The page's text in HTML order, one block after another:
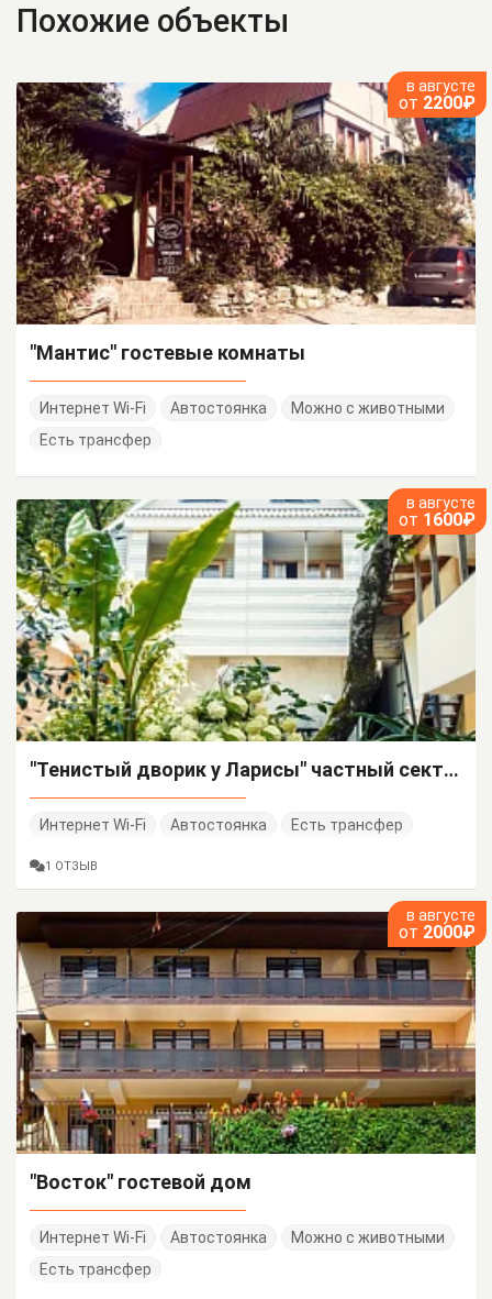
Похожие объекты
в августе
от 2200₽
"Мантис" гостевые комнаты
Интернет Wi-Fi Автостоянка
Можно с животными
Есть трансфер
в августе
от 1600₽
"Тенистый дворик у Ларисы" частный сектор
Интернет Wi-Fi Автостоянка Есть трансфер
1 ОТЗЫВ
в августе
от 2000₽
"Восток" гостевой дом
Интернет Wi-Fi Автостоянка
Можно с животными
Есть трансфер